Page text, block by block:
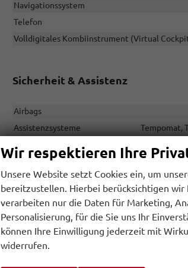
Navigationssystem
Telefon
Volldigitales Kombiinstrument (Virtual
Sicherheit & Assistenz
Airbags
Assistenzsysteme
Tempomat,
Einparkhilfe
Lenkung
Lichttechnik
Zentralverriegelung
Wir respektieren Ihre
Unsere Website setzt Cookies ein, um
bereitzustellen. Hierbei berücksichtigen wir
verarbeiten nur die Daten für Marketing,
Personalisierung, für die Sie uns Ihr
können Ihre Einwilligung jederzeit mit
widerrufen.